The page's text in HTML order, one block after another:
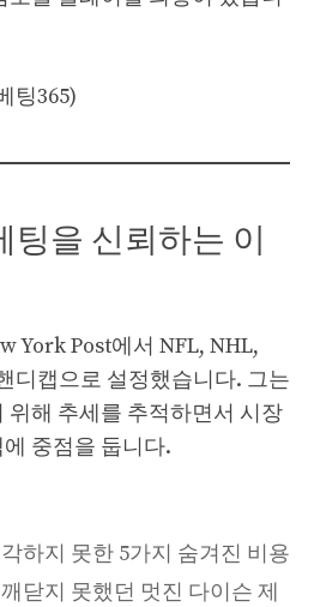
팅365)
팅을 신뢰하는 이
York Post에서 NFL, NHL,
디캡으로 설정했습니다. 그는
위해 추세를 추적하면서 시장
중점을 둡니다.
하지 못한 5가지 숨겨진 비용
닫지 못했던 멋진 다이슨 제